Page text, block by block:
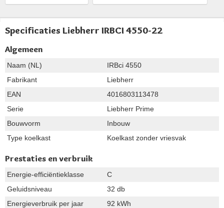
Specificaties Liebherr IRBCI 4550-22
Algemeen
Naam (NL)
IRBci 4550
Fabrikant
Liebherr
EAN
4016803113478
Serie
Liebherr Prime
Bouwvorm
Inbouw
Type koelkast
Koelkast zonder vriesvak
Prestaties en verbruik
Energie-efficiëntieklasse
C
Geluidsniveau
32 db
Energieverbruik per jaar
92 kWh